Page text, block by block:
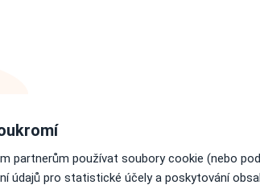
Online rezervace termínu není k
partnerům používat soubory cookie (nebo
údajů pro statistické účely a poskytování